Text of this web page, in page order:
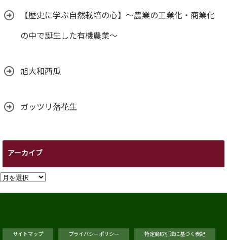
【歴史に学ぶ自然栽培の心】～農業の工業化・商業化
の中で誕生した有機農業～
旭大和西瓜
ガッツリ落花生
アーカイブ
ア
ー
ブ
サイトマップ プライバシーポリシー 特定商取引法に基づく表記